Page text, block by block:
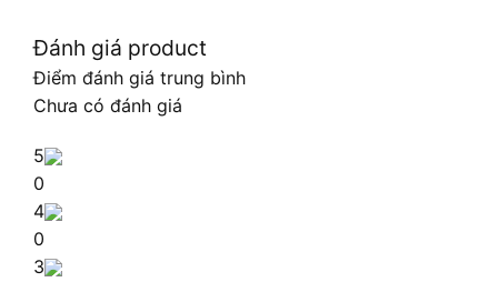
Đánh giá product
Điểm đánh giá trung bình
Chưa có đánh giá
5
0
4
0
3